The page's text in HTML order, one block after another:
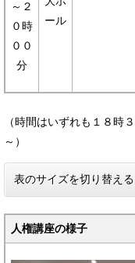
～２
０時
００
分
ール
（時間はいずれも１８時
～）
表のサイズを切り替える
人権講座の様子